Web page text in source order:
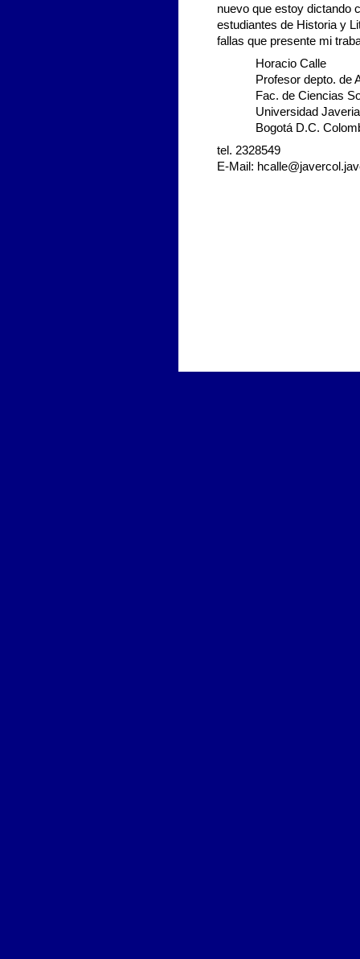
nuevo que estoy dictando
estudiantes de Historia y
fallas que presente mi
Horacio Calle
Profesor depto. de
Fac. de Ciencias
Universidad
Bogotá D.C.
tel. 2328549
E-Mail: